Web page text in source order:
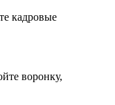
кадровые
воронку,